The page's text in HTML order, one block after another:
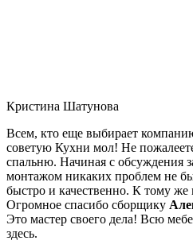
Кристина Шатунова
Всем, кто еще выбирает
советую Кухни мол! Не
спальню. Начиная с обсуждения
монтажом никаких проблем не
быстро и качественно. К тому
Огромное спасибо сборщику
Это мастер своего дела! Всю
здесь.